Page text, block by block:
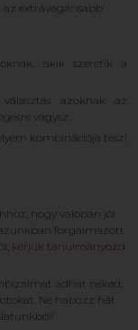
extravagánsabb
akik szeretik a
választás azoknak az
vágysz.
kombinációja teszi
hogy valóban jól
forgalmazott
kérjük tanulmányozd
adhat neked;
Ne habozz hát